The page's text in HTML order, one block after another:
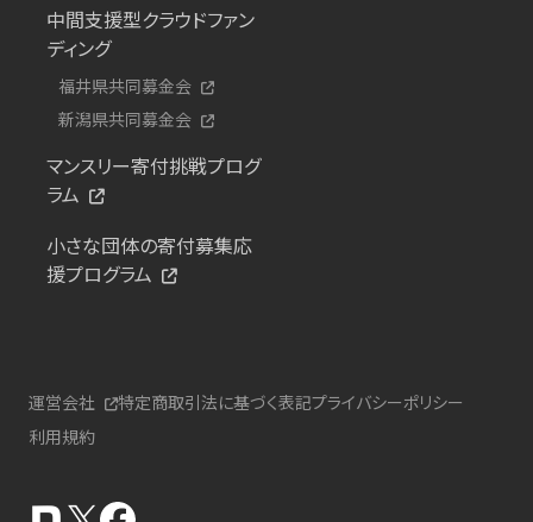
中間支援型クラウドファン
ディング
福井県共同募金会
新潟県共同募金会
マンスリー寄付挑戦プログ
ラム
小さな団体の寄付募集応
援プログラム
運営会社 特定商取引法に基づく表記プライバシーポリシー
利用規約